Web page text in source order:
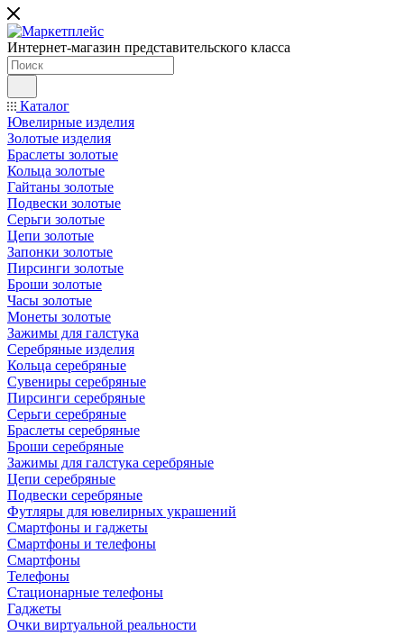
Интернет-магазин представительского класса
Каталог
Ювелирные изделия
Золотые изделия
Браслеты золотые
Кольца золотые
Гайтаны золотые
Подвески золотые
Серьги золотые
Цепи золотые
Запонки золотые
Пирсинги золотые
Броши золотые
Часы золотые
Монеты золотые
Зажимы для галстука
Серебряные изделия
Кольца серебряные
Сувениры серебряные
Пирсинги серебряные
Серьги серебряные
Браслеты серебряные
Броши серебряные
Зажимы для галстука серебряные
Цепи серебряные
Подвески серебряные
Футляры для ювелирных украшений
Смартфоны и гаджеты
Смартфоны и телефоны
Смартфоны
Телефоны
Стационарные телефоны
Гаджеты
Очки виртуальной реальности